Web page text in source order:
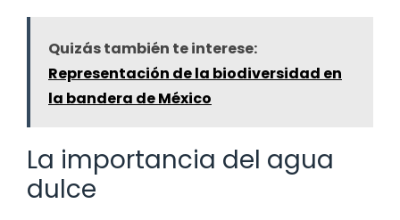
Quizás también te interese:
Representación de la biodiversidad en
la bandera de México
La importancia del agua
dulce